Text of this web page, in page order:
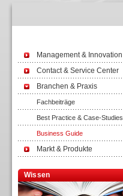
Management & Innovation
Contact & Service Center
Branchen & Praxis
Fachbeiträge
Best Practice & Case-Studies
Business Guide
Markt & Produkte
Wissen